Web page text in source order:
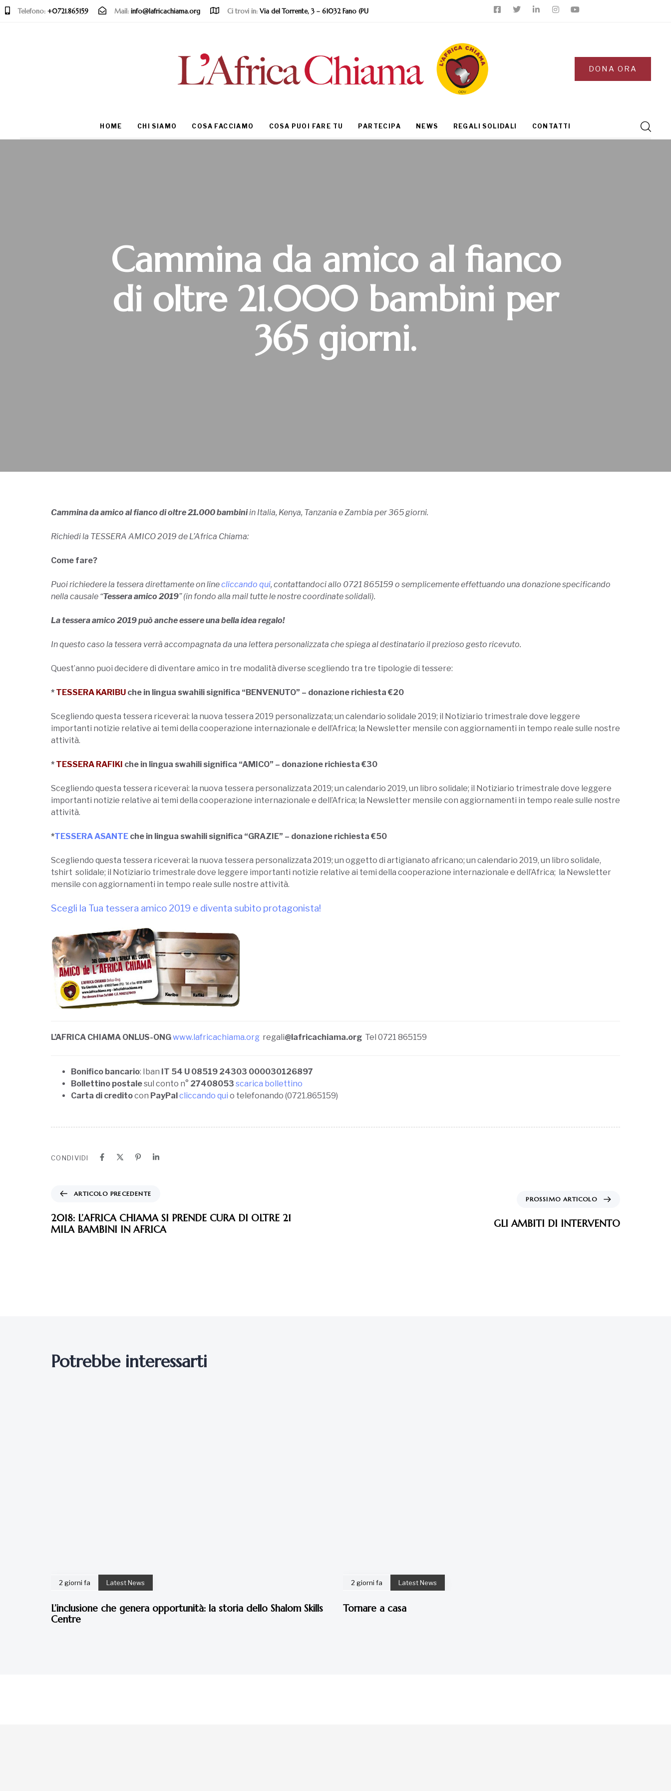
Telefono: +0721.865159 Mail: info@lafricachiama.org Ci trovi in: Via del Torrente, 3 – 61032 Fano (PU
DONA ORA
HOME CHI SIAMO COSA FACCIAMO COSA PUOI FARE TU PARTECIPA NEWS REGALI SOLIDALI CONTATTI
Cammina da amico al fianco
di oltre 21.000 bambini per
365 giorni.
Cammina da amico al fianco di oltre 21.000 bambiniin Italia, Kenya, Tanzania e Zambia per 365 giorni.
Richiedi la TESSERA AMICO 2019 de L’Africa Chiama:
Come fare?
Puoi richiedere la tessera direttamente on linecliccando qui, contattandoci allo 0721 865159 o semplicemente effettuando una donazione specificando
nella causale “Tessera amico 2019” (in fondo alla mail tutte le nostre coordinate solidali).
La tessera amico 2019 può anche essere una bella idea regalo!
In questo caso la tessera verrà accompagnata da una lettera personalizzata che spiega al destinatario il prezioso gesto ricevuto.
Quest’anno puoi decidere di diventare amico in tre modalità diverse scegliendo tra tre tipologie di tessere:
* TESSERA KARIBU che in lingua swahili significa “BENVENUTO” – donazione richiesta €20
Scegliendo questa tessera riceverai: la nuova tessera 2019 personalizzata; un calendario solidale 2019; il Notiziario trimestrale dove leggere
importanti notizie relative ai temi della cooperazione internazionale e dell’Africa; la Newsletter mensile con aggiornamenti in tempo reale sulle nostre
attività.
* TESSERA RAFIKI che in lingua swahili significa “AMICO” – donazione richiesta €30
Scegliendo questa tessera riceverai: la nuova tessera personalizzata 2019; un calendario 2019, un libro solidale; il Notiziario trimestrale dove leggere
importanti notizie relative ai temi della cooperazione internazionale e dell’Africa; la Newsletter mensile con aggiornamenti in tempo reale sulle nostre
attività.
*TESSERA ASANTE che in lingua swahili significa “GRAZIE” – donazione richiesta €50
Scegliendo questa tessera riceverai: la nuova tessera personalizzata 2019; un oggetto di artigianato africano; un calendario 2019, un libro solidale,
tshirt solidale; il Notiziario trimestrale dove leggere importanti notizie relative ai temi della cooperazione internazionale e dell’Africa; la Newsletter
mensile con aggiornamenti in tempo reale sulle nostre attività.
Scegli la Tua tessera amico 2019 e diventa subito protagonista!
L’AFRICA CHIAMA ONLUS-ONGwww.lafricachiama.org regali@lafricachiama.org Tel 0721 865159
Bonifico bancario: Iban IT 54 U 08519 24303 000030126897
Bollettino postalesul conto n° 27408053 scarica bollettino
Carta di creditocon PayPalcliccando qui o telefonando (0721.865159)
CONDIVIDI
ARTICOLO PRECEDENTE
2018: L’AFRICA CHIAMA SI PRENDE CURA DI OLTRE 21
MILA BAMBINI IN AFRICA
PROSSIMO ARTICOLO
GLI AMBITI DI INTERVENTO
Potrebbe interessarti
2 giorni fa Latest News
L’inclusione che genera opportunità: la storia dello Shalom Skills
Centre
2 giorni fa Latest News
Tornare a casa